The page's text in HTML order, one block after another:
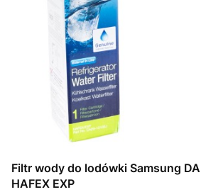
Filtr wody do lodówki Samsung
HAFEX EXP